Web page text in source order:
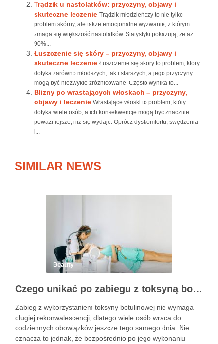
Trądzik u nastolatków: przyczyny, objawy i
skuteczne leczenie Trądzik młodzieńczy to nie tylko
problem skórny, ale także emocjonalne wyzwanie, z którym
zmaga się większość nastolatków. Statystyki pokazują, że aż
90%...
Łuszczenie się skóry – przyczyny, objawy i
skuteczne leczenie Łuszczenie się skóry to problem, który
dotyka zarówno młodszych, jak i starszych, a jego przyczyny
mogą być niezwykle zróżnicowane. Często wynika to...
Blizny po wrastających włoskach – przyczyny,
objawy i leczenie Wrastające włoski to problem, który
dotyka wiele osób, a ich konsekwencje mogą być znacznie
poważniejsze, niż się wydaje. Oprócz dyskomfortu, swędzenia
i...
SIMILAR NEWS
Beauty
Czego unikać po zabiegu z toksyną botulinową?
Zabieg z wykorzystaniem toksyny botulinowej nie wymaga
długiej rekonwalescencji, dlatego wiele osób wraca do
codziennych obowiązków jeszcze tego samego dnia. Nie
oznacza to jednak, że bezpośrednio po jego wykonaniu